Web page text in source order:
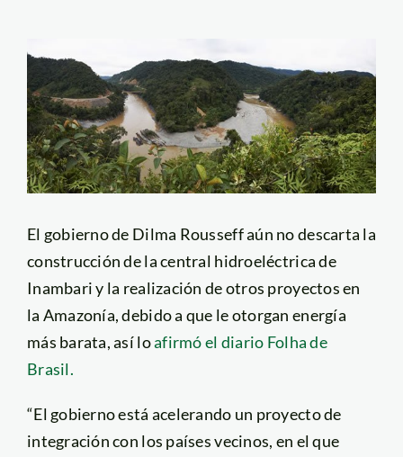
El gobierno de Dilma Rousseff aún no descarta la
construcción de la central hidroeléctrica de
Inambari y la realización de otros proyectos en
la Amazonía, debido a que le otorgan energía
más barata, así loafirmó el diario Folha de
Brasil.
“El gobierno está acelerando un proyecto de
integración con los países vecinos, en el que